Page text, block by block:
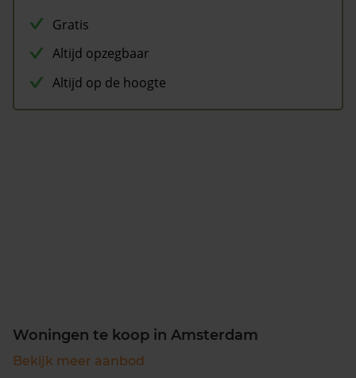
Gratis
Altijd opzegbaar
Altijd op de hoogte
Woningen te koop in Amsterdam
Bekijk meer aanbod